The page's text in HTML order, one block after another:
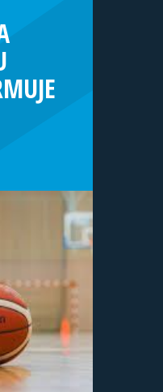
r. -
OOM o